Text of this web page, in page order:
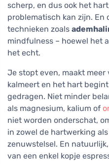
scherp, en dus ook het
problematisch kan zijn. En
technieken zoals
mindfulness – hoewel het
het echt.
Je stopt even, maakt
kalmeert en het hart
gedragen. Niet minder
als magnesium, kalium of
niet worden onderschat,
in zowel de hartwerking
zenuwstelsel. En
van een enkel kopje